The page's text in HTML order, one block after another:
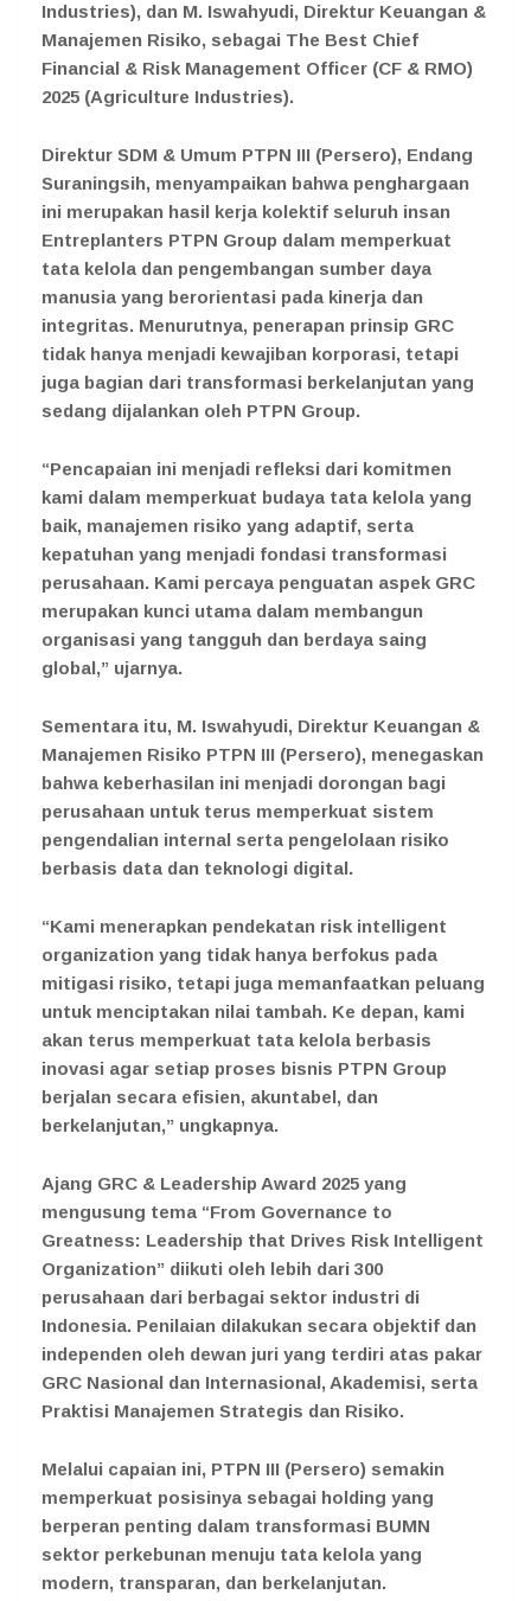
Industries), dan M. Iswahyudi, Direktur Keuangan &
Manajemen Risiko, sebagai The Best Chief
Financial & Risk Management Officer (CF & RMO)
2025 (Agriculture Industries).
Direktur SDM & Umum PTPN III (Persero), Endang
Suraningsih, menyampaikan bahwa penghargaan
ini merupakan hasil kerja kolektif seluruh insan
Entreplanters PTPN Group dalam memperkuat
tata kelola dan pengembangan sumber daya
manusia yang berorientasi pada kinerja dan
integritas. Menurutnya, penerapan prinsip GRC
tidak hanya menjadi kewajiban korporasi, tetapi
juga bagian dari transformasi berkelanjutan yang
sedang dijalankan oleh PTPN Group.
“Pencapaian ini menjadi refleksi dari komitmen
kami dalam memperkuat budaya tata kelola yang
baik, manajemen risiko yang adaptif, serta
kepatuhan yang menjadi fondasi transformasi
perusahaan. Kami percaya penguatan aspek GRC
merupakan kunci utama dalam membangun
organisasi yang tangguh dan berdaya saing
global,” ujarnya.
Sementara itu, M. Iswahyudi, Direktur Keuangan &
Manajemen Risiko PTPN III (Persero), menegaskan
bahwa keberhasilan ini menjadi dorongan bagi
perusahaan untuk terus memperkuat sistem
pengendalian internal serta pengelolaan risiko
berbasis data dan teknologi digital.
“Kami menerapkan pendekatan risk intelligent
organization yang tidak hanya berfokus pada
mitigasi risiko, tetapi juga memanfaatkan peluang
untuk menciptakan nilai tambah. Ke depan, kami
akan terus memperkuat tata kelola berbasis
inovasi agar setiap proses bisnis PTPN Group
berjalan secara efisien, akuntabel, dan
berkelanjutan,” ungkapnya.
Ajang GRC & Leadership Award 2025 yang
mengusung tema “From Governance to
Greatness: Leadership that Drives Risk Intelligent
Organization” diikuti oleh lebih dari 300
perusahaan dari berbagai sektor industri di
Indonesia. Penilaian dilakukan secara objektif dan
independen oleh dewan juri yang terdiri atas pakar
GRC Nasional dan Internasional, Akademisi, serta
Praktisi Manajemen Strategis dan Risiko.
Melalui capaian ini, PTPN III (Persero) semakin
memperkuat posisinya sebagai holding yang
berperan penting dalam transformasi BUMN
sektor perkebunan menuju tata kelola yang
modern, transparan, dan berkelanjutan.